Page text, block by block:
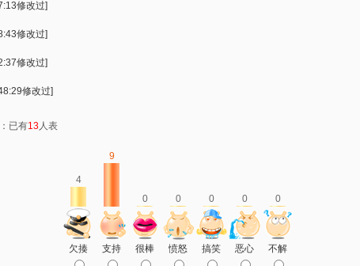
修改过]
修改过]
修改过]
修改过]
已有13人表
4
9
0 0 0 0 0
欠揍 支持 很棒 愤怒 搞笑 恶心 不解